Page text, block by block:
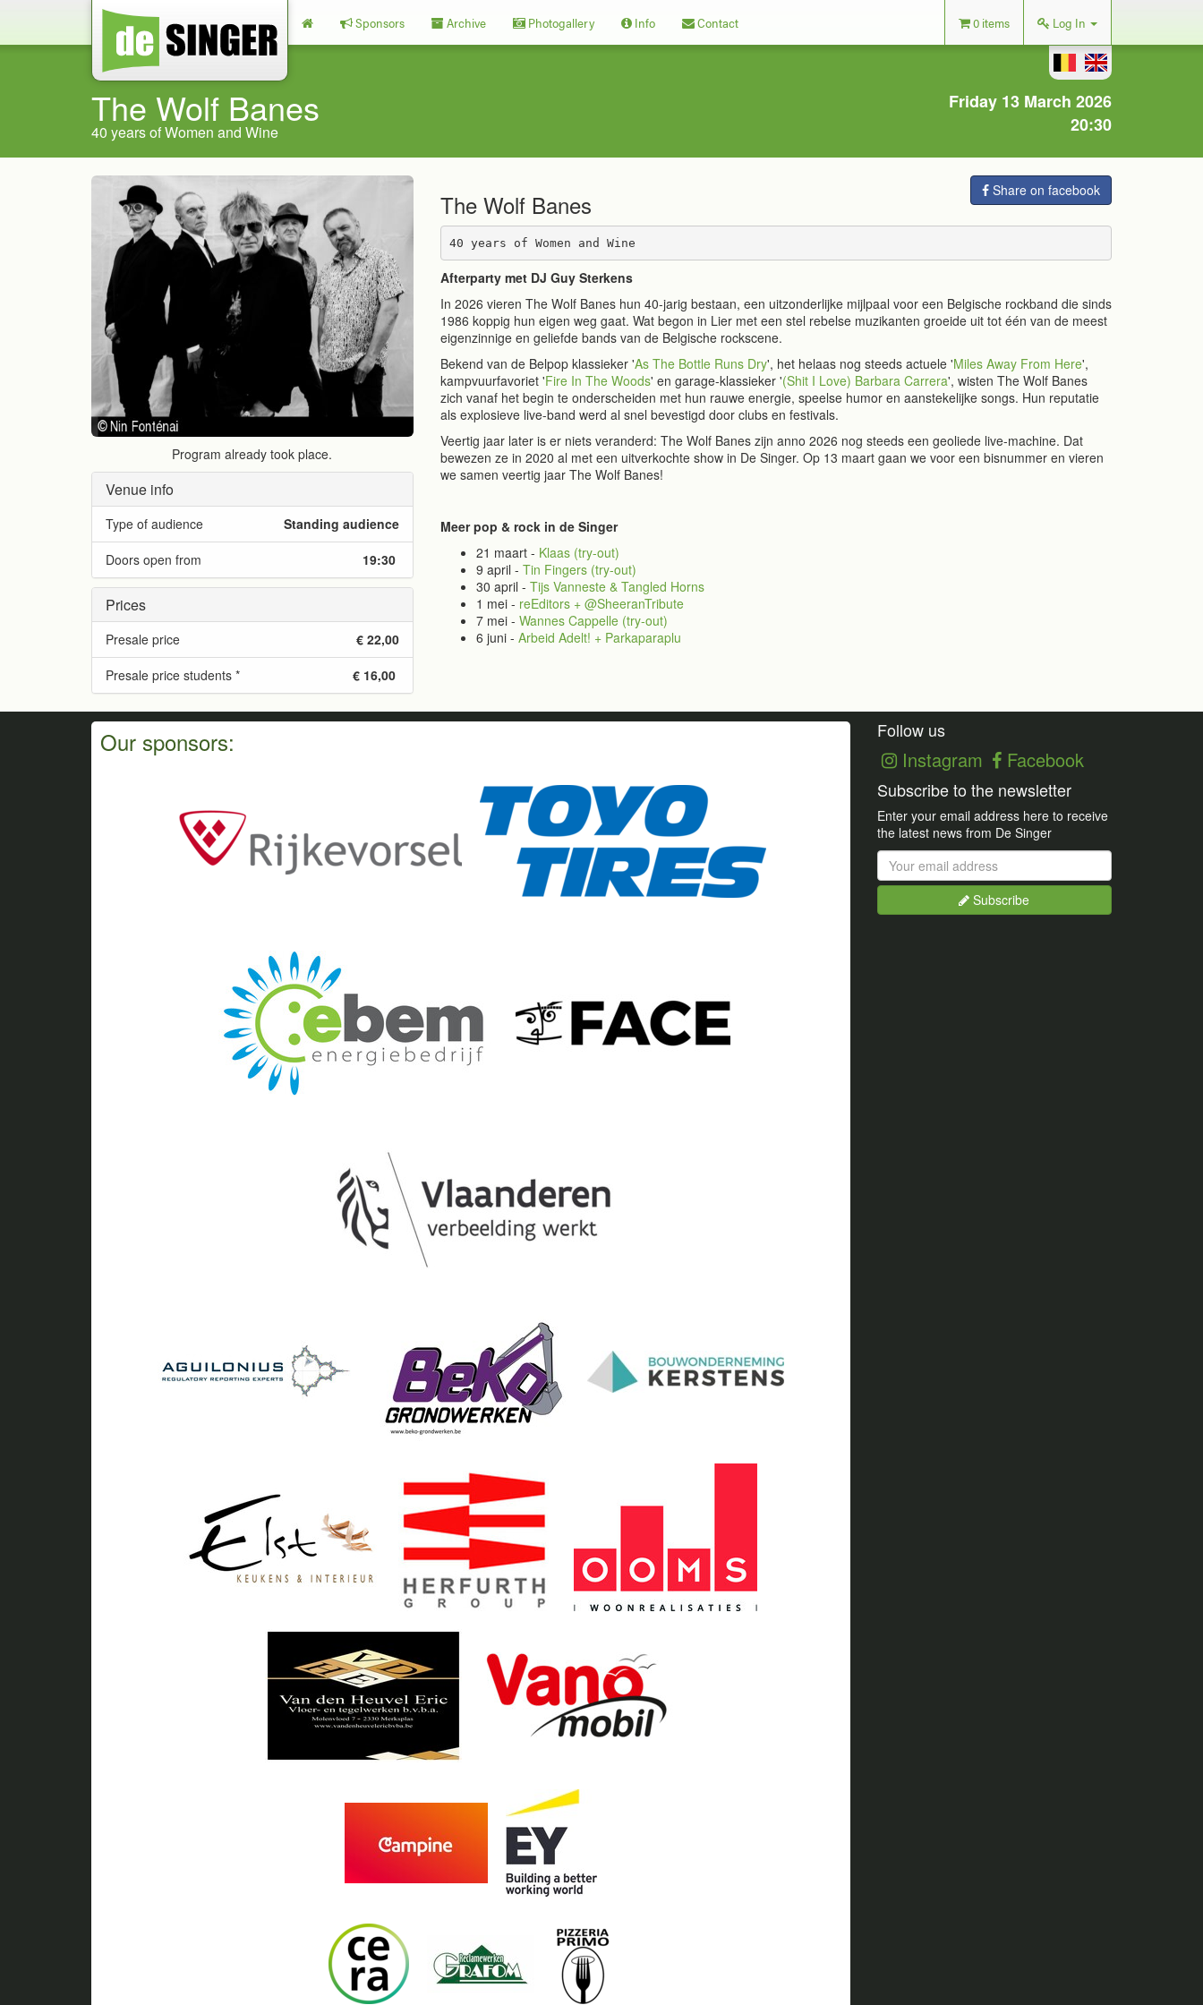
Sponsors Archive Photogallery Info Contact 0 items Log In
The Wolf Banes
40 years of Women and Wine
Friday 13 March 2026
20:30
Program already took place.
Venue info
Standing audience
Type of audience
19:30
Doors open from
Prices
€ 22,00
Presale price
€ 16,00
Presale price students *
Share on facebook
The Wolf Banes
40 years of Women and Wine
Afterparty met DJ Guy Sterkens
In 2026 vieren The Wolf Banes hun 40-jarig bestaan, een uitzonderlijke mijlpaal voor een Belgische rockband die sinds
1986 koppig hun eigen weg gaat. Wat begon in Lier met een stel rebelse muzikanten groeide uit tot één van de meest
eigenzinnige en geliefde bands van de Belgische rockscene.
Bekend van de Belpop klassieker 'As The Bottle Runs Dry', het helaas nog steeds actuele 'Miles Away From Here',
kampvuurfavoriet 'Fire In The Woods' en garage-klassieker '(Shit I Love) Barbara Carrera', wisten The Wolf Banes
zich vanaf het begin te onderscheiden met hun rauwe energie, speelse humor en aanstekelijke songs. Hun reputatie
als explosieve live-band werd al snel bevestigd door clubs en festivals.
Veertig jaar later is er niets veranderd: The Wolf Banes zijn anno 2026 nog steeds een geoliede live-machine. Dat
bewezen ze in 2020 al met een uitverkochte show in De Singer. Op 13 maart gaan we voor een bisnummer en vieren
we samen veertig jaar The Wolf Banes!
Meer pop & rock in de Singer
21 maart - Klaas (try-out)
9 april - Tin Fingers (try-out)
30 april - Tijs Vanneste & Tangled Horns
1 mei - reEditors + @SheeranTribute
7 mei - Wannes Cappelle (try-out)
6 juni - Arbeid Adelt! + Parkaparaplu
Our sponsors: Follow us
Instagram Facebook
Subscribe to the newsletter
Enter your email address here to receive
the latest news from De Singer
Subscribe